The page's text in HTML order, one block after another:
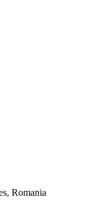
Romania